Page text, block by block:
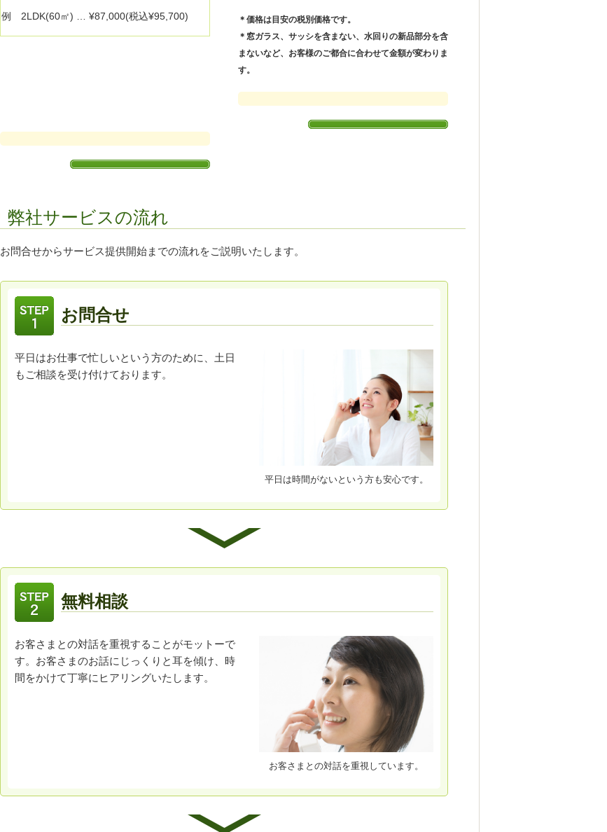
例 2LDK(60㎡) … ¥87,000(税込¥95,700)
＊価格は目安の税別価格です。
＊窓ガラス、サッシを含まない、水回りの新品部分を含
まないなど、お客様のご都合に合わせて金額が変わりま
す。
弊社サービスの流れ
お問合せからサービス提供開始までの流れをご説明いたします。
お問合せ
平日は時間がないという方も安心です。
平日はお仕事で忙しいという方のために、土日
もご相談を受け付けております。
無料相談
お客さまとの対話を重視しています。
お客さまとの対話を重視することがモットーで
す。お客さまのお話にじっくりと耳を傾け、時
間をかけて丁寧にヒアリングいたします。